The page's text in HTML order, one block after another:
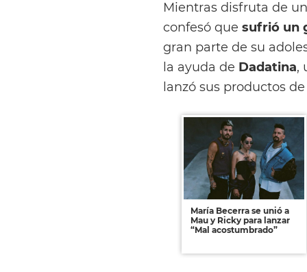
Mientras disfruta de
confesó que sufrió un
gran parte de su
la ayuda de Dadatina,
lanzó sus productos
María Becerra se unió a
Mau y Ricky para lanzar
“Mal acostumbrado”